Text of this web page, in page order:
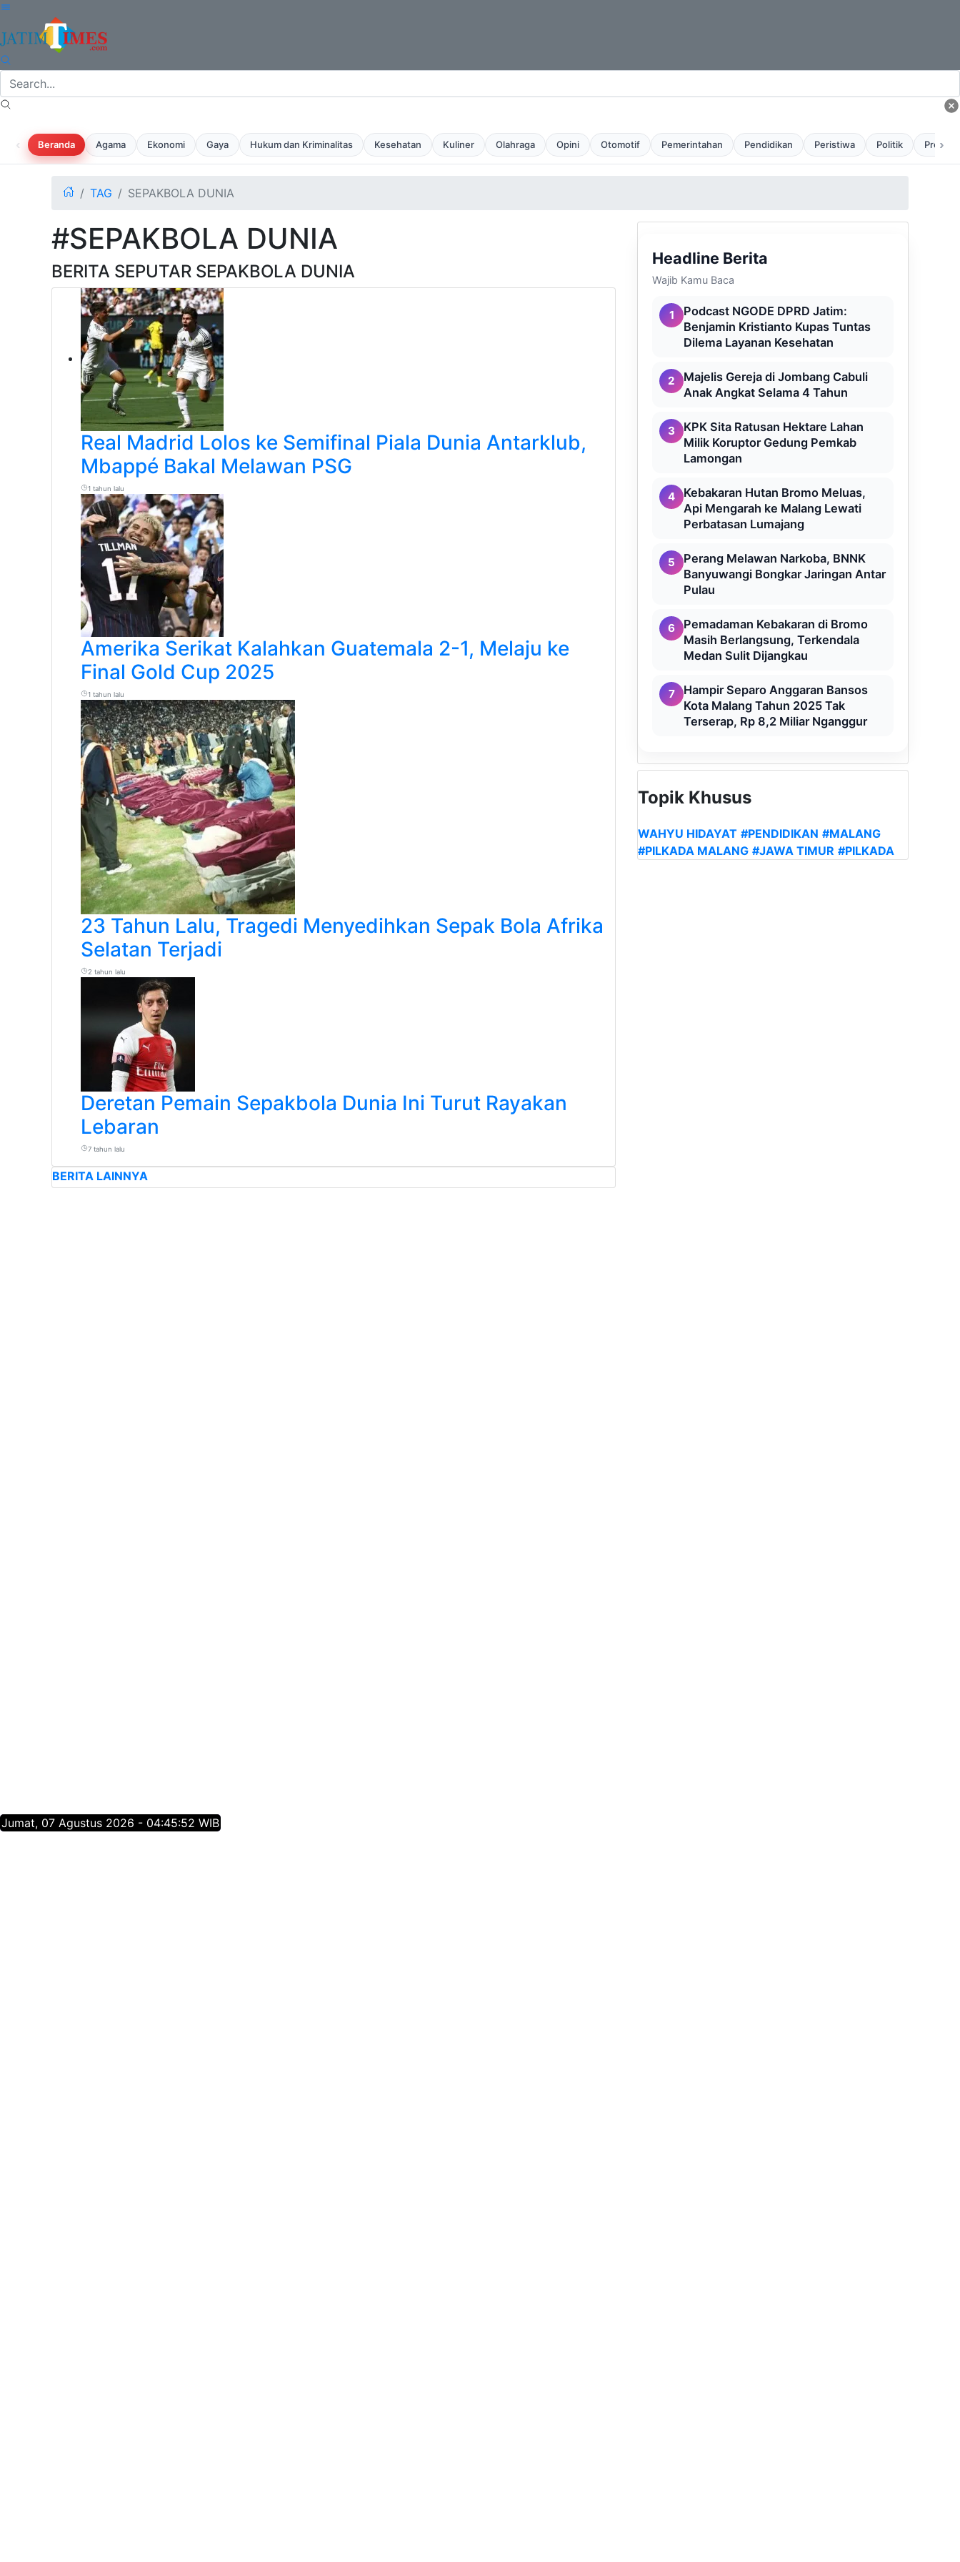
‹ Beranda Agama Ekonomi Gaya Hukum dan Kriminalitas Kesehatan Kuliner Olahraga Opini Otomotif Pemerintahan Pendidikan Peristiwa Politik Profil
›
TAG SEPAKBOLA DUNIA
#SEPAKBOLA DUNIA
BERITA SEPUTAR SEPAKBOLA DUNIA
Real Madrid Lolos ke Semifinal Piala Dunia Antarklub,
Mbappé Bakal Melawan PSG
1 tahun lalu
Amerika Serikat Kalahkan Guatemala 2-1, Melaju ke
Final Gold Cup 2025
1 tahun lalu
23 Tahun Lalu, Tragedi Menyedihkan Sepak Bola Afrika
Selatan Terjadi
2 tahun lalu
Deretan Pemain Sepakbola Dunia Ini Turut Rayakan
Lebaran
7 tahun lalu
BERITA LAINNYA
Headline Berita
Wajib Kamu Baca
1
Podcast NGODE DPRD Jatim:
Benjamin Kristianto Kupas Tuntas
Dilema Layanan Kesehatan
2
Majelis Gereja di Jombang Cabuli
Anak Angkat Selama 4 Tahun
3
KPK Sita Ratusan Hektare Lahan
Milik Koruptor Gedung Pemkab
Lamongan
4
Kebakaran Hutan Bromo Meluas,
Api Mengarah ke Malang Lewati
Perbatasan Lumajang
5
Perang Melawan Narkoba, BNNK
Banyuwangi Bongkar Jaringan Antar
Pulau
6
Pemadaman Kebakaran di Bromo
Masih Berlangsung, Terkendala
Medan Sulit Dijangkau
7
Hampir Separo Anggaran Bansos
Kota Malang Tahun 2025 Tak
Terserap, Rp 8,2 Miliar Nganggur
Topik Khusus
WAHYU HIDAYAT #PENDIDIKAN #MALANG
#PILKADA MALANG #JAWA TIMUR #PILKADA
Jumat, 07 Agustus 2026 - 04:45:53 WIB